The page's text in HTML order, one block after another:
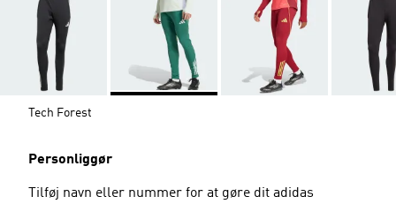
Tech Forest
Personliggør
Tilføj navn eller nummer for at gøre dit adidas